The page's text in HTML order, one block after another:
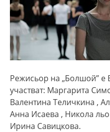
Режисьор на „Болшой” е
участват: Маргарита
Валентина Теличкина ,
Анна Исаева , Никола
Ирина Савицкова.